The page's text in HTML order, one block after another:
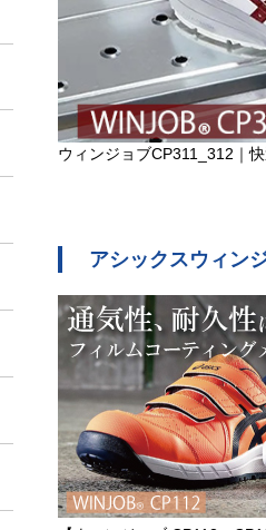
ウィンジョブCP311_312｜
アシックスウィン